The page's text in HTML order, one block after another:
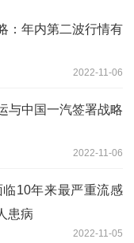
：年内第二波行情有
2022-11-06
与中国一汽签署战略
2022-11-06
10年来最严重流感
患病
2022-11-05